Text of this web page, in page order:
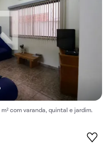
com varanda, quintal e jardim.